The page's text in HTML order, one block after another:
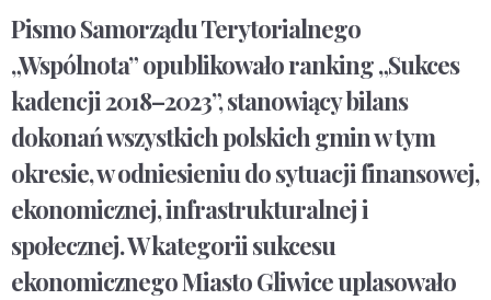
Pismo Samorządu Terytorialnego
„Wspólnota” opublikowało ranking „Sukces
kadencji 2018–2023”, stanowiący bilans
dokonań wszystkich polskich gmin w tym
okresie, w odniesieniu do sytuacji finansowej,
ekonomicznej, infrastrukturalnej i
społecznej. W kategorii sukcesu
ekonomicznego Miasto Gliwice uplasowało